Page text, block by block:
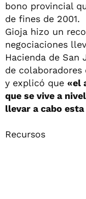
bono provincial
de fines de 2001.
Gioja hizo un
negociaciones
Hacienda de San
de
y explicó que «el
que se vive a
llevar a cabo
Recursos